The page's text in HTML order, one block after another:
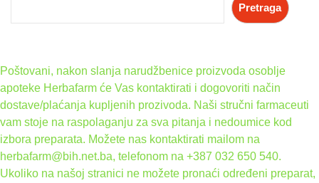
Pretraga
Poštovani, nakon slanja narudžbenice proizvoda osoblje
apoteke Herbafarm će Vas kontaktirati i dogovoriti način
dostave/plaćanja kupljenih prozivoda. Naši stručni farmaceuti
vam stoje na raspolaganju za sva pitanja i nedoumice kod
izbora preparata. Možete nas kontaktirati mailom na
herbafarm@bih.net.ba, telefonom na +387 032 650 540.
Ukoliko na našoj stranici ne možete pronaći određeni preparat,